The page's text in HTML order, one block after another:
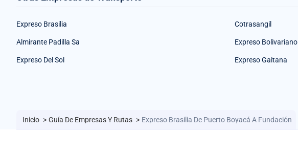
Expreso Brasilia Cotrasangil
Almirante Padilla Sa Expreso Bolivariano
Expreso Del Sol Expreso Gaitana
Inicio > Guía De Empresas Y Rutas > Expreso Brasilia De Puerto Boyacá A Fundación